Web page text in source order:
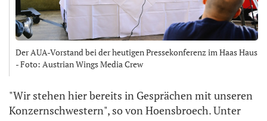
Der AUA-Vorstand bei der heutigen Pressekonferenz im Haas Haus
- Foto: Austrian Wings Media Crew
"Wir stehen hier bereits in Gesprächen mit unseren
Konzernschwestern", so von Hoensbroech. Unter